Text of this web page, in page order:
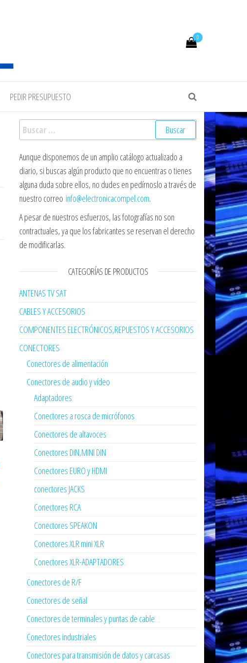
0
PEDIR PRESUPUESTO
Buscar:
Aunque disponemos de un amplio catálogo actualizado a
diario, si buscas algún producto que no encuentras o tienes
alguna duda sobre ellos, no dudes en pedírnoslo a través de
nuestro correo info@electronicacompel.com.
A pesar de nuestros esfuerzos, las fotografías no son
contractuales, ya que los fabricantes se reservan el derecho
de modificarlas.
CATEGORÍAS DE PRODUCTOS
ANTENAS TV SAT
CABLES Y ACCESORIOS
COMPONENTES ELECTRÓNICOS,REPUESTOS Y ACCESORIOS
CONECTORES
Conectores de alimentación
Conectores de audio y vídeo
Adaptadores
Conectores a rosca de micrófonos
Conectores de altavoces
Conectores DIN,MINI DIN
Conectores EURO y HDMI
conectores JACKS
Conectores RCA
Conectores SPEAKON
Conectores XLR mini XLR
Conectores XLR-ADAPTADORES
Conectores de R/F
Conectores de señal
Conectores de terminales y puntas de cable
Conectores industriales
Conectores para transmisión de datos y carcasas